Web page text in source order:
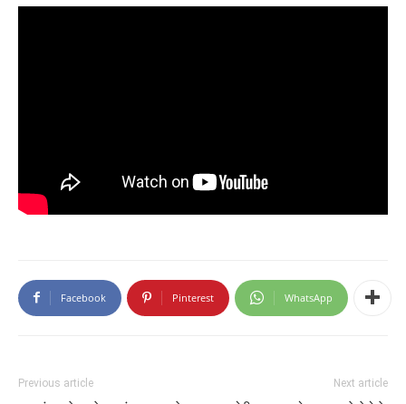
Facebook Pinterest WhatsApp
Previous article Next article